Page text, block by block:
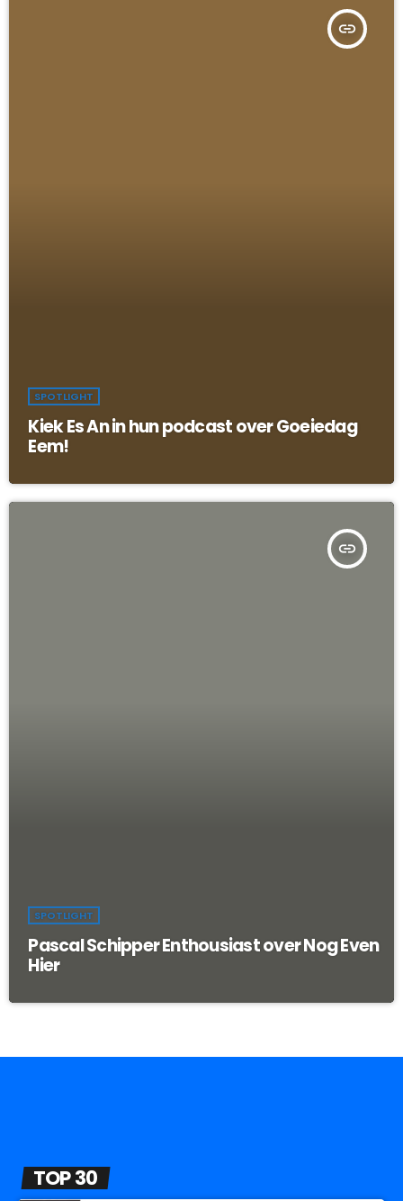
insert_link
SPOTLIGHT
Kiek Es An in hun podcast over Goeiedag
Eem!
insert_link
SPOTLIGHT
Pascal Schipper Enthousiast over Nog Even
Hier
TOP 30